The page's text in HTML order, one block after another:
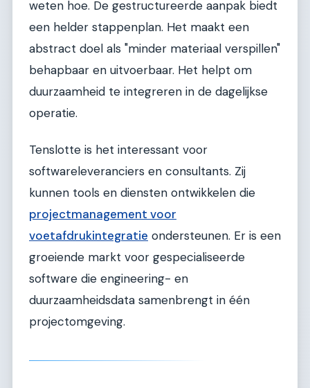
weten hoe. De gestructureerde aanpak biedt
een helder stappenplan. Het maakt een
abstract doel als "minder materiaal verspillen"
behapbaar en uitvoerbaar. Het helpt om
duurzaamheid te integreren in de dagelijkse
operatie.
Tenslotte is het interessant voor
softwareleveranciers en consultants. Zij
kunnen tools en diensten ontwikkelen die
projectmanagement voor
voetafdrukintegratie ondersteunen. Er is een
groeiende markt voor gespecialiseerde
software die engineering- en
duurzaamheidsdata samenbrengt in één
projectomgeving.